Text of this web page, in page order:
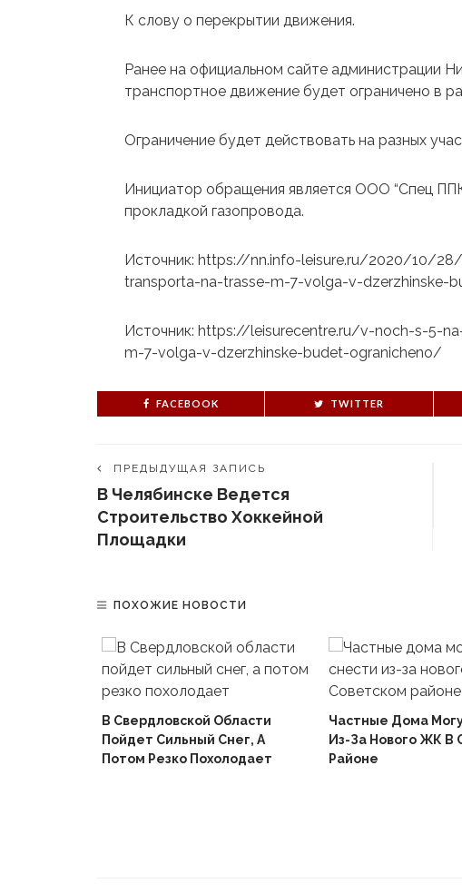
К слову о перекрытии движения.
Ранее на официальном сайте администрации
транспортное движение будет ограничено в
Ограничение будет действовать на разных
Инициатор обращения является ООО “Спец
прокладкой газопровода.
Источник: https://nn.info-leisure.ru/2020/10/
transporta-na-trasse-m-7-volga-v-dzerzhinske-
Источник: https://leisurecentre.ru/v-noch-s-5-
m-7-volga-v-dzerzhinske-budet-ogranicheno/
FACEBOOK TWITTER
ПРЕДЫДУЩАЯ ЗАПИСЬ
В Челябинске Ведется
Строительство Хоккейной
Площадки
ПОХОЖИЕ НОВОСТИ
В Свердловской Области
Пойдет Сильный Снег, А
Потом Резко Похолодает
Частные Дома
Из-За Нового ЖК В
Районе